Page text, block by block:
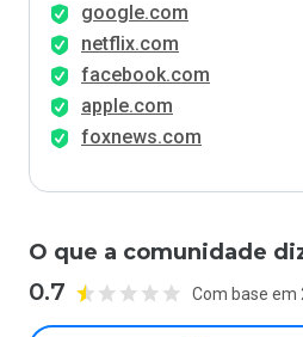
google.com
netflix.com
facebook.com
apple.com
foxnews.com
O que a comunidade
0.7 Com base em